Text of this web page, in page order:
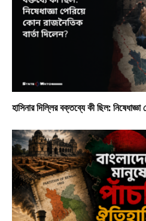
হাসিনার দিল্লির বক্তব্যে কী ছিল: